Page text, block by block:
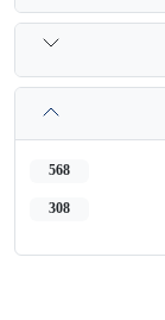
568
308